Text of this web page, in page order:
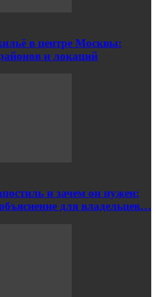
в центре Москвы:
и локаций
и зачем он нужен:
для владельцев…